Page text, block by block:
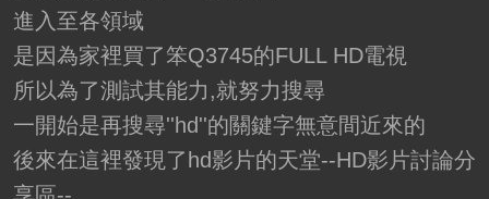
進入至各領域
是因為家裡買了笨Q3745的FULL HD電視
所以為了測試其能力,就努力搜尋
一開始是再搜尋''hd''的關鍵字無意間近來的
後來在這裡發現了hd影片的天堂--HD影片討論分